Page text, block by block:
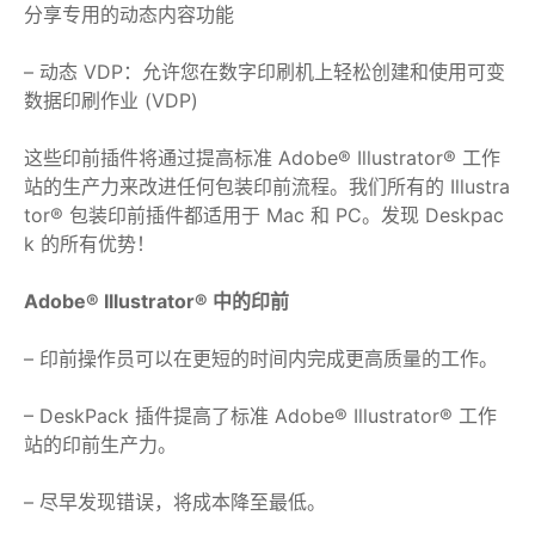
分享专用的动态内容功能
– 动态 VDP：允许您在数字印刷机上轻松创建和使用可变
数据印刷作业 (VDP)
这些印前插件将通过提高标准 Adob​​e® Illustrator® 工作
站的生产力来改进任何包装印前流程。我们所有的 Illustra
tor® 包装印前插件都适用于 Mac 和 PC。发现 Deskpac
k 的所有优势！
Adobe® Illustrator® 中的印前
– 印前操作员可以在更短的时间内完成更高质量的工作。
– DeskPack 插件提高了标准 Adob​​e® Illustrator® 工作
站的印前生产力。
– 尽早发现错误，将成本降至最低。